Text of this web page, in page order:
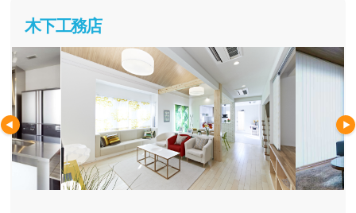
木下工務店